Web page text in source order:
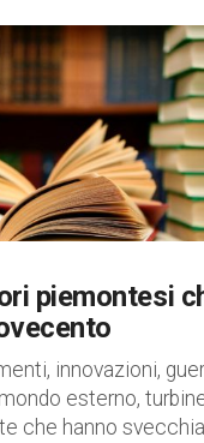
piemontesi
innovazioni,
esterno,
che hanno